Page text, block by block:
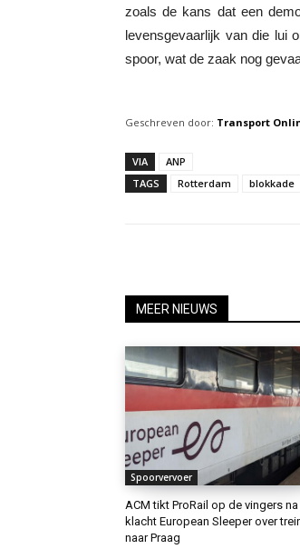
zoals de kans dat een
levensgevaarlijk van die lui
spoor, wat de zaak nog
Geschreven door: Transport
VIA
ANP
TAGS
Rotterdam blokkade
MEER NIEUWS
Spoorvervoer
ACM tikt ProRail op de vingers na
klacht European Sleeper over
naar Praag